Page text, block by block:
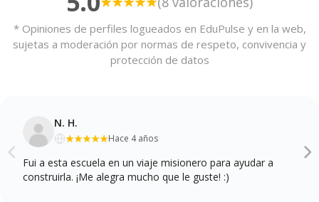
* Opiniones de perfiles logueados en EduPulse y en la web,
sujetas a moderación por normas de respeto, convivencia y
protección de datos
N. H.
Hace 4 años
Fui a esta escuela en un viaje misionero para ayudar a
construirla. ¡Me alegra mucho que le guste! :)